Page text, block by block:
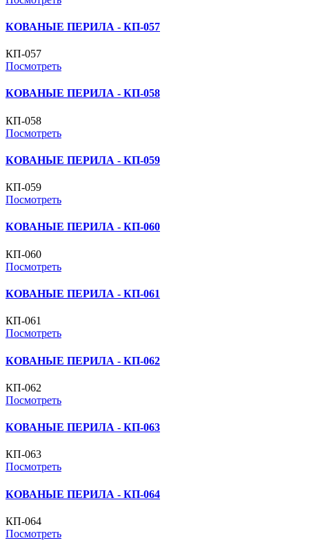
КОВАНЫЕ ПЕРИЛА - КП-057
КП-057
Посмотреть
КОВАНЫЕ ПЕРИЛА - КП-058
КП-058
Посмотреть
КОВАНЫЕ ПЕРИЛА - КП-059
КП-059
Посмотреть
КОВАНЫЕ ПЕРИЛА - КП-060
КП-060
Посмотреть
КОВАНЫЕ ПЕРИЛА - КП-061
КП-061
Посмотреть
КОВАНЫЕ ПЕРИЛА - КП-062
КП-062
Посмотреть
КОВАНЫЕ ПЕРИЛА - КП-063
КП-063
Посмотреть
КОВАНЫЕ ПЕРИЛА - КП-064
КП-064
Посмотреть